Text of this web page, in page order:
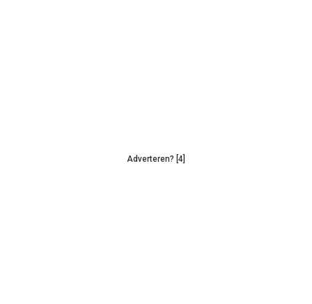
Adverteren? [4]